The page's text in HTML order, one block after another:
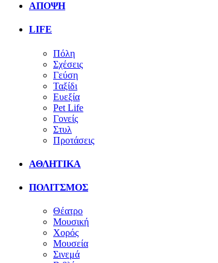
ΑΠΟΨΗ
LIFE
Πόλη
Σχέσεις
Γεύση
Ταξίδι
Ευεξία
Pet Life
Γονείς
Στυλ
Προτάσεις
ΑΘΛΗΤΙΚΑ
ΠΟΛΙΤΣΜΟΣ
Θέατρο
Μουσική
Χορός
Μουσεία
Σινεμά